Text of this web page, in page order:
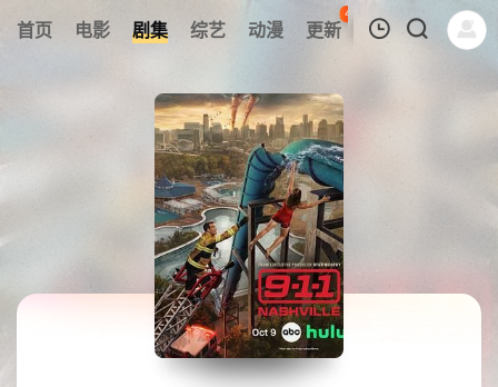
首页 电影 剧集 综艺 动漫 更新
48
热榜 APP
暂无观看影片的记录